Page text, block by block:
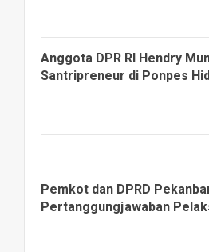
Anggota DPR RI Hendry
Santripreneur di Ponpes
Pemkot dan DPRD
Pertanggungjawaban